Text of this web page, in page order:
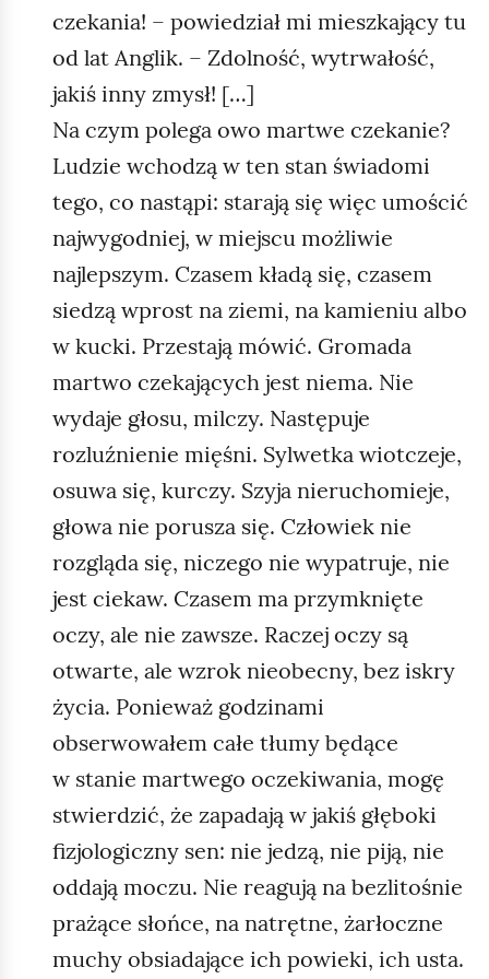
czekania! – powiedział mi mieszkający tu
od lat Anglik. – Zdolność, wytrwałość,
jakiś inny zmysł! […]
Na czym polega owo martwe czekanie?
Ludzie wchodzą w ten stan świadomi
tego, co nastąpi: starają się więc umościć
najwygodniej, w miejscu możliwie
najlepszym. Czasem kładą się, czasem
siedzą wprost na ziemi, na kamieniu albo
w kucki. Przestają mówić. Gromada
martwo czekających jest niema. Nie
wydaje głosu, milczy. Następuje
rozluźnienie mięśni. Sylwetka wiotczeje,
osuwa się, kurczy. Szyja nieruchomieje,
głowa nie porusza się. Człowiek nie
rozgląda się, niczego nie wypatruje, nie
jest ciekaw. Czasem ma przymknięte
oczy, ale nie zawsze. Raczej oczy są
otwarte, ale wzrok nieobecny, bez iskry
życia. Ponieważ godzinami
obserwowałem całe tłumy będące
w stanie martwego oczekiwania, mogę
stwierdzić, że zapadają w jakiś głęboki
fizjologiczny sen: nie jedzą, nie piją, nie
oddają moczu. Nie reagują na bezlitośnie
prażące słońce, na natrętne, żarłoczne
muchy obsiadające ich powieki, ich usta.